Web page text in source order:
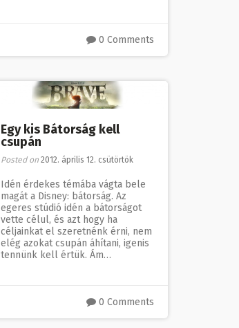
0 Comments
Egy kis Bátorság kell
csupán
Posted on 2012. április 12. csütörtök
Idén érdekes témába vágta bele
magát a Disney: bátorság. Az
egeres stúdió idén a bátorságot
vette célul, és azt hogy ha
céljainkat el szeretnénk érni, nem
elég azokat csupán áhítani, igenis
tennünk kell értük. Ám…
0 Comments